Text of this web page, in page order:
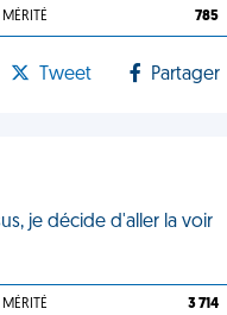
MÉRITÉ 785
Tweet Partager
je décide d'aller la voir
MÉRITÉ 3 714